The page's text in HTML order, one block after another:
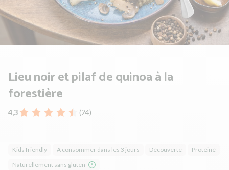
Lieu noir et pilaf de quinoa à la
forestière
4,3 (24)
Kids friendly A consommer dans les 3 jours Découverte
Protéiné
Naturellement sans gluten